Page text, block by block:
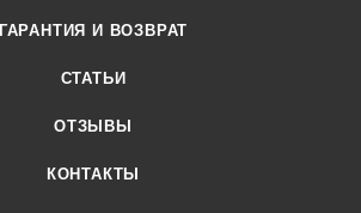
ГАРАНТИЯ И ВОЗВРАТ
СТАТЬИ
ОТЗЫВЫ
КОНТАКТЫ